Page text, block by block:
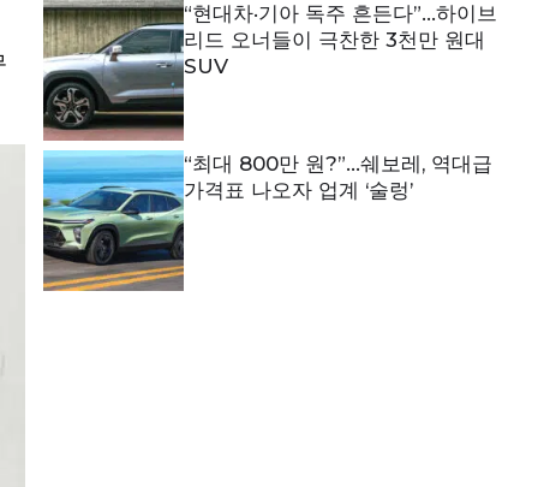
“현대차·기아 독주 흔든다”…하이브
리드 오너들이 극찬한 3천만 원대
SUV
“최대 800만 원?”…쉐보레, 역대급
가격표 나오자 업계 ‘술렁’